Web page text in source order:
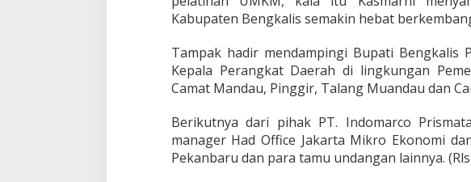
Kabupaten Bengkalis semakin hebat
Tampak hadir mendampingi Bupati Bengkalis
Kepala Perangkat Daerah di lingkungan
Camat Mandau, Pinggir, Talang Muandau dan
Berikutnya dari pihak PT. Indomarco
manager Had Office Jakarta Mikro Ekonomi
Pekanbaru dan para tamu undangan lainnya.